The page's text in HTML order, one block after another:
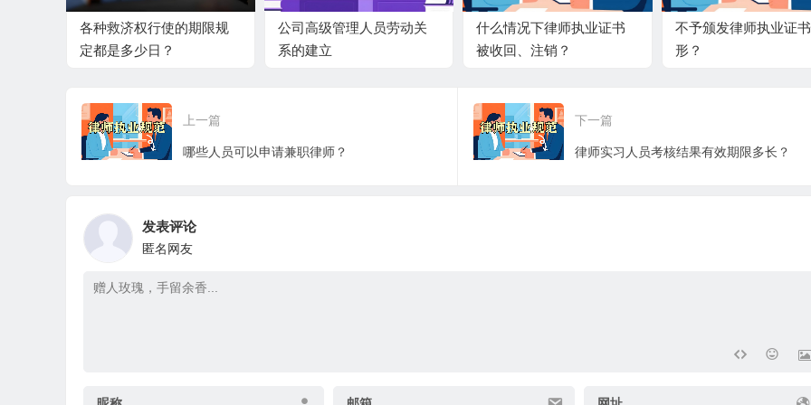
各种救济权行使的期限规
定都是多少日？
公司高级管理人员劳动关
系的建立
什么情况下律师执业证书
被收回、注销？
不予颁发律师执业证
形？
上一篇
哪些人员可以申请兼职律师？
下一篇
律师实习人员考核结果有效期限多长？
发表评论
匿名网友